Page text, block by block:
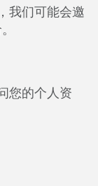
我们可能会邀
您的个人资